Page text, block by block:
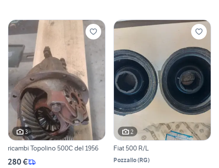
3
ricambi Topolino 500C del 1956
280 €
2
Fiat 500 R/L
Pozzallo(RG)